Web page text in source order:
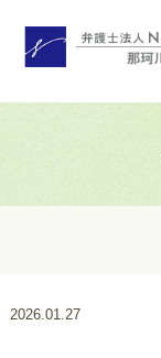
2026.01.27